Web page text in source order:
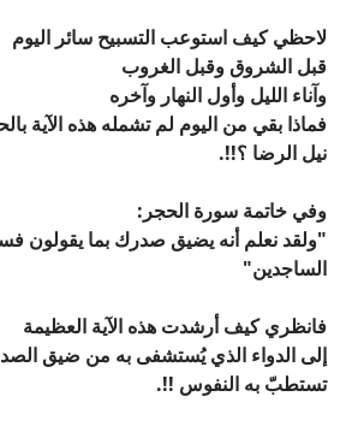
لاحظي كيف استوعب التسبيح سائر اليوم
قبل الشروق وقبل الغروب
وآناء الليل وأول النهار وآخره
فماذا بقي من اليوم لم تشمله هذه الآية
نيل الرضا ؟!!.
وفي خاتمة سورة الحجر:
"ولقد نعلم أنه يضيق صدرك بما يقولون
الساجدين"
فانظري كيف أرشدت هذه الآية العظيمة
إلى الدواء الذي يُستشفى به من ضيق
تستطبّ به النفوس !!.